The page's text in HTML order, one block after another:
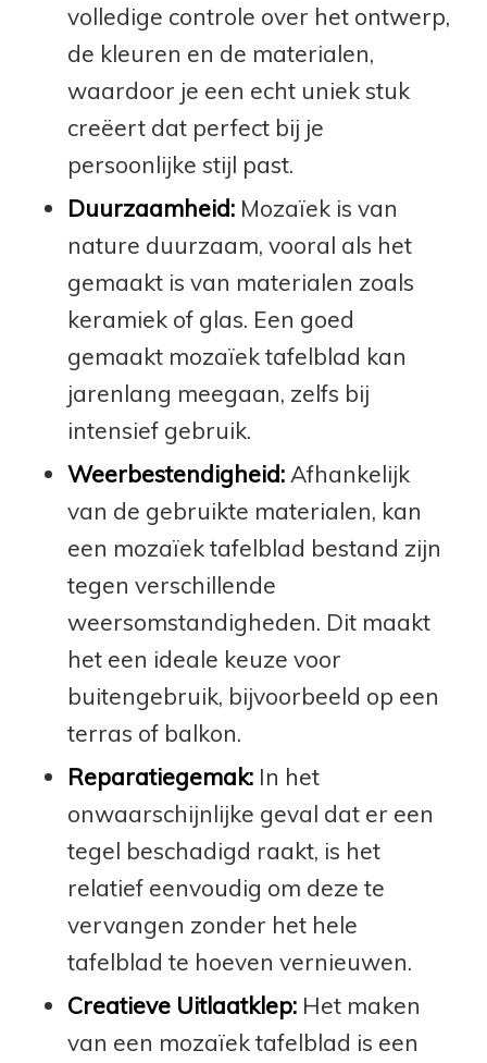
volledige controle over het ontwerp,
de kleuren en de materialen,
waardoor je een echt uniek stuk
creëert dat perfect bij je
persoonlijke stijl past.
Duurzaamheid:Mozaïek is van
nature duurzaam, vooral als het
gemaakt is van materialen zoals
keramiek of glas. Een goed
gemaakt mozaïek tafelblad kan
jarenlang meegaan, zelfs bij
intensief gebruik.
Weerbestendigheid:Afhankelijk
van de gebruikte materialen, kan
een mozaïek tafelblad bestand zijn
tegen verschillende
weersomstandigheden. Dit maakt
het een ideale keuze voor
buitengebruik, bijvoorbeeld op een
terras of balkon.
Reparatiegemak:In het
onwaarschijnlijke geval dat er een
tegel beschadigd raakt, is het
relatief eenvoudig om deze te
vervangen zonder het hele
tafelblad te hoeven vernieuwen.
Creatieve Uitlaatklep:Het maken
van een mozaïek tafelblad is een